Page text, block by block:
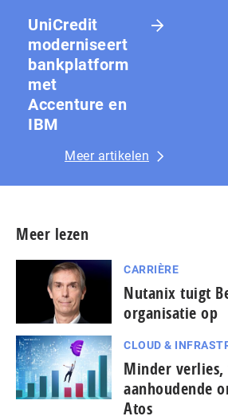
UniCredit
moderniseert
bankplatform
met
Accenture en
IBM
Meer artikelen
Meer lezen
CARRIÈRE
Nutanix tuigt
organisatie op
CLOUD &
Minder verlies,
aanhoudende
Atos